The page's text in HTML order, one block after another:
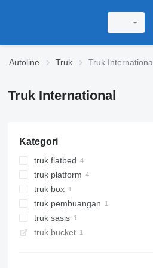
Autoline Truk Truk
Truk International
Kategori
truk flatbed
truk platform
truk box
truk pembuangan
truk sasis
truk bucket